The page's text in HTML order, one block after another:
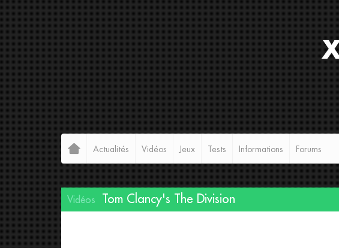
Actualités Vidéos Jeux Tests Informations Forums
Vidéos Tom Clancy's The Division